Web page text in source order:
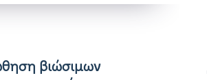
βιώσιμων